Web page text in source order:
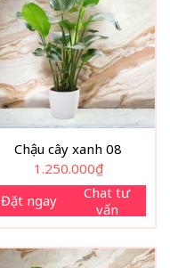
Chậu cây xanh 08
1.250.000₫
Đặt ngay
Chat tư
vấn